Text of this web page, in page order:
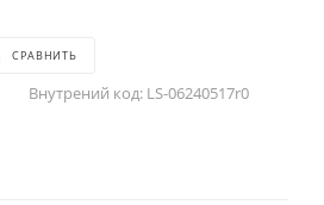
СРАВНИТЬ
Внутрений код: LS-06240517r0